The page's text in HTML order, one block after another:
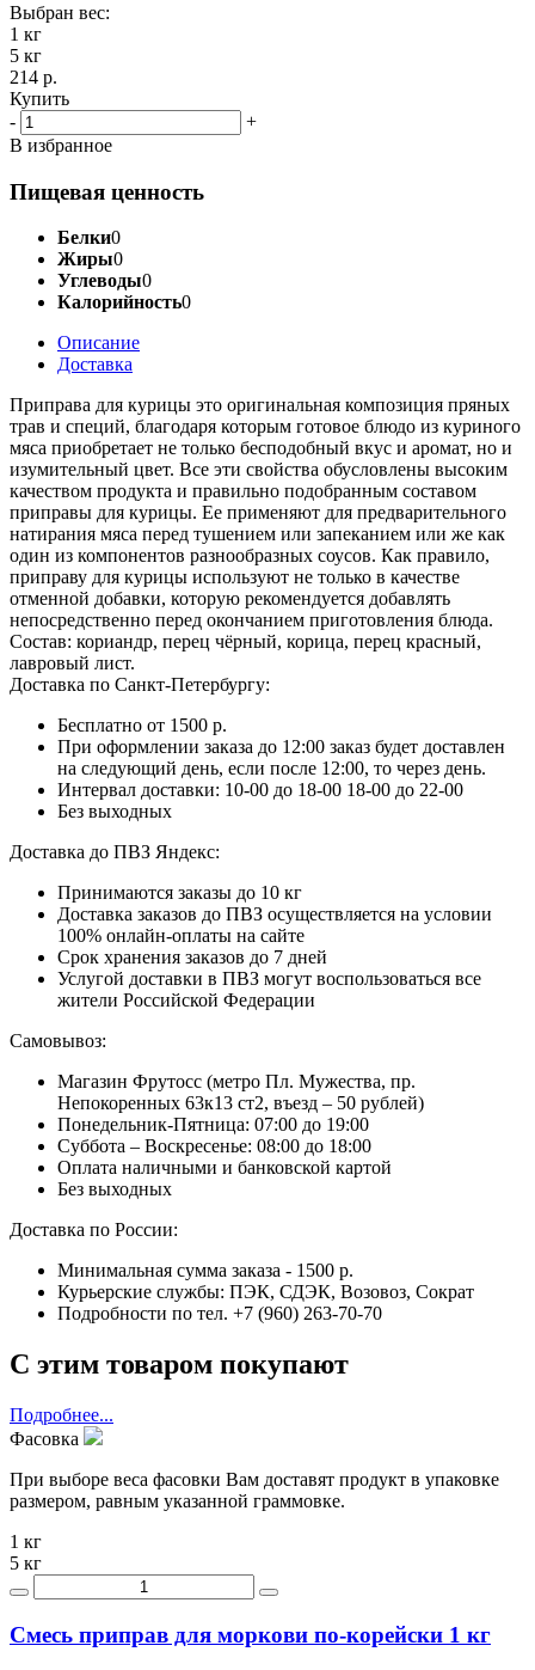
Выбран вес:
1 кг
5 кг
214 р.
Купить
-
+
В избранное
Пищевая ценность
Белки0
Жиры0
Углеводы0
Калорийность0
Описание
Доставка
Приправа для курицы это оригинальная композиция пряных
трав и специй, благодаря которым готовое блюдо из куриного
мяса приобретает не только бесподобный вкус и аромат, но и
изумительный цвет. Все эти свойства обусловлены высоким
качеством продукта и правильно подобранным составом
приправы для курицы. Ее применяют для предварительного
натирания мяса перед тушением или запеканием или же как
один из компонентов разнообразных соусов. Как правило,
приправу для курицы используют не только в качестве
отменной добавки, которую рекомендуется добавлять
непосредственно перед окончанием приготовления блюда.
Состав: кориандр, перец чёрный, корица, перец красный,
лавровый лист.
Доставка по Санкт-Петербургу:
Бесплатно от 1500 р.
При оформлении заказа до 12:00 заказ будет доставлен
на следующий день, если после 12:00, то через день.
Интервал доставки: 10-00 до 18-00 18-00 до 22-00
Без выходных
Доставка до ПВЗ Яндекс:
Принимаются заказы до 10 кг
Доставка заказов до ПВЗ осуществляется на условии
100% онлайн-оплаты на сайте
Срок хранения заказов до 7 дней
Услугой доставки в ПВЗ могут воспользоваться все
жители Российской Федерации
Самовывоз:
Магазин Фрутосс (метро Пл. Мужества, пр.
Непокоренных 63к13 ст2, въезд – 50 рублей)
Понедельник-Пятница: 07:00 до 19:00
Суббота – Воскресенье: 08:00 до 18:00
Оплата наличными и банковской картой
Без выходных
Доставка по России:
Минимальная сумма заказа - 1500 р.
Курьерские службы: ПЭК, СДЭК, Возовоз, Сократ
Подробности по тел. +7 (960) 263-70-70
С этим товаром покупают
Подробнее...
Фасовка
При выборе веса фасовки Вам доставят продукт в упаковке
размером, равным указанной граммовке.
1 кг
5 кг
Смесь приправ для моркови по-корейски 1 кг